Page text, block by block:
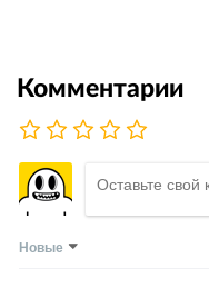
Комментарии
Новые